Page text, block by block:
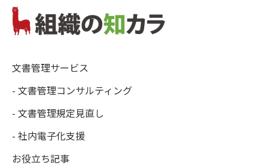
文書管理サービス
- 文書管理コンサルティング
- 文書管理規定見直し
- 社内電子化支援
お役立ち記事